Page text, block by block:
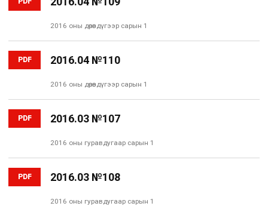
2016 оны дөрөвдүгээр сарын 1
PDF 2016.04 №110
2016 оны дөрөвдүгээр сарын 1
PDF 2016.03 №107
2016 оны гуравдугаар сарын 1
PDF 2016.03 №108
2016 оны гуравдугаар сарын 1